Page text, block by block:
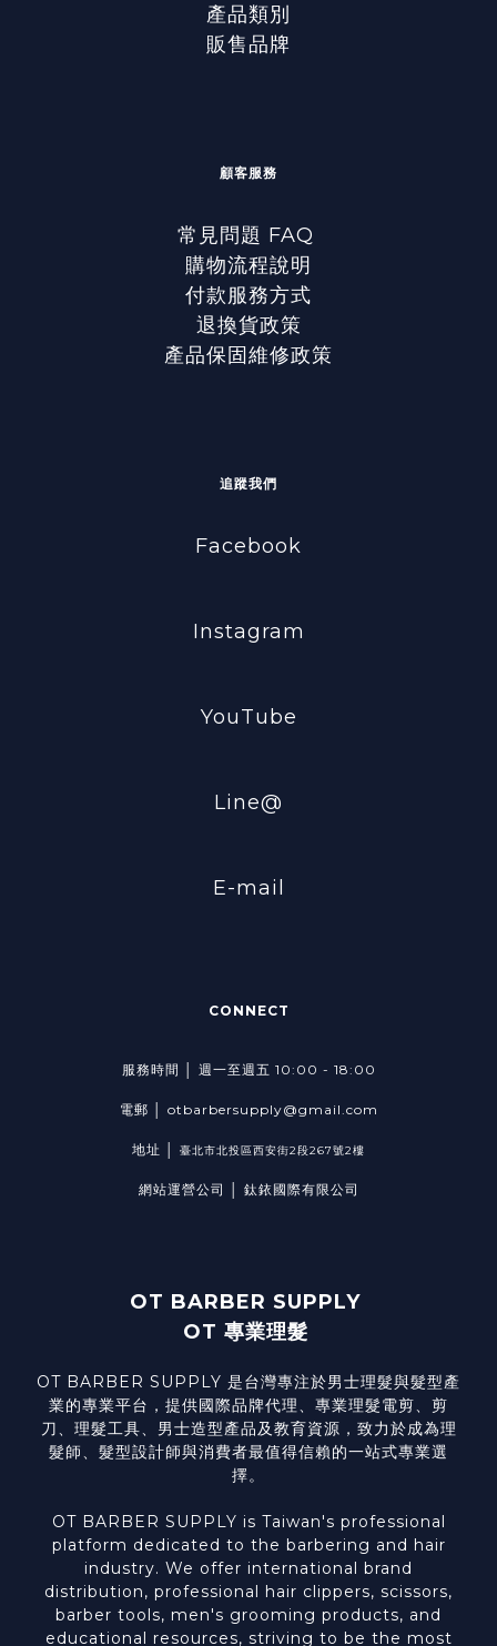
產品類別
販售品牌
顧客服務
常見問題 FAQ
購物流程說明
付款服務方式
退換貨政策
產品保固維修政策
追蹤我們
Facebook
Instagram
YouTube
Line@
E-mail
CONNECT
服務時間 │ 週一至週五 10:00 - 18:00
電郵 │ otbarbersupply@gmail.com
地址 │ 臺北市北投區西安街2段267號2樓
網站運營公司 │ 鈦銥國際有限公司
OT BARBER SUPPLY
OT 專業理髮
OT BARBER SUPPLY 是台灣專注於男士理髮與髮型產
業的專業平台，提供國際品牌代理、專業理髮電剪、剪
刀、理髮工具、男士造型產品及教育資源，致力於成為理
髮師、髮型設計師與消費者最值得信賴的一站式專業選
擇。
OT BARBER SUPPLY is Taiwan's professional
platform dedicated to the barbering and hair
industry. We offer international brand
distribution, professional hair clippers, scissors,
barber tools, men's grooming products, and
educational resources, striving to be the most